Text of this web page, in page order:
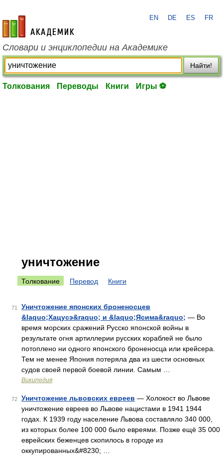
academic.ru
EN DE ES FR
Словари и энциклопедии на Академике
Найти!
Толкования Переводы Книги Игры ⚽
уничтожение
Толкование Перевод Книги
71
Уничтожение японских броненосцев
&laquo;Хацусэ&raquo; и &laquo;Ясима&raquo; — Во
время морских сражений Русско японской войны в
результате огня артиллерии русских кораблей не было
потоплено ни одного японского броненосца или крейсера.
Тем не менее Япония потеряла два из шести основных
судов своей первой боевой линии. Самым …
Википедия
72 Уничтожение львовских евреев — Холокост во Львове
уничтожение евреев во Львове нацистами в 1941 1944
годах. К 1939 году население Львова составляло 340 000,
из которых более 100 000 было евреями. Позже ещё 35 000
еврейских беженцев скопилось в городе из
оккупированных&#8230; …